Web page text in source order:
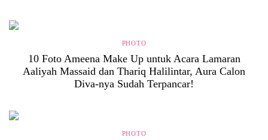
PHOTO
10 Foto Ameena Make Up untuk Acara Lamaran
Aaliyah Massaid dan Thariq Halilintar, Aura Calon
Diva-nya Sudah Terpancar!
PHOTO